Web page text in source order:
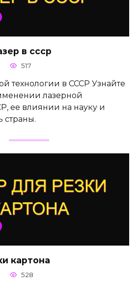
в ссср
517
технологии в СССР Узнайте
лазерной
ее влиянии на науку и
страны.
картона
528